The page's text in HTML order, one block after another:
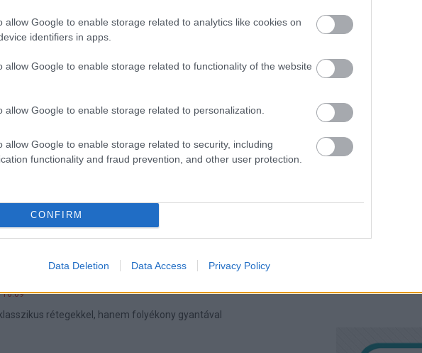
allow Google to enable storage related to analytics like cookies on
identifiers in apps.
allow Google to enable storage related to functionality of the website
allow Google to enable storage related to personalization.
allow Google to enable storage related to security, including
functionality and fraud prevention, and other user protection.
CONFIRM
Data Deletion Data Access Privacy Policy
találják magukat.
androidos játékai
Fury és Terminátor játékok, akció-szerepjáték és robbanó
kényelmetlen és nagyon sok mindenre képes a
Elvittük néhány körre és megpróbáltunk nagyon
3D-s nyomtatás, folyadékból
rétegekkel, hanem folyékony gyantával
GS HÍREK